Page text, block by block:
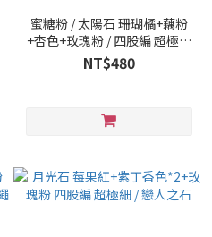
蜜糖粉 / 太陽石 珊瑚橘+藕粉
+杏色+玫瑰粉 / 四股編 超極細
蠟線 幸運繩
NT$480